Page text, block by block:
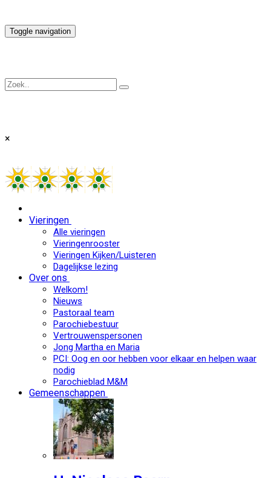
Toggle navigation
×
Vieringen
Alle vieringen
Vieringenrooster
Vieringen Kijken/Luisteren
Dagelijkse lezing
Over ons
Welkom!
Nieuws
Pastoraal team
Parochiebestuur
Vertrouwenspersonen
Jong Martha en Maria
PCI: Oog en oor hebben voor elkaar en helpen waar
nodig
Parochieblad M&M
Gemeenschappen